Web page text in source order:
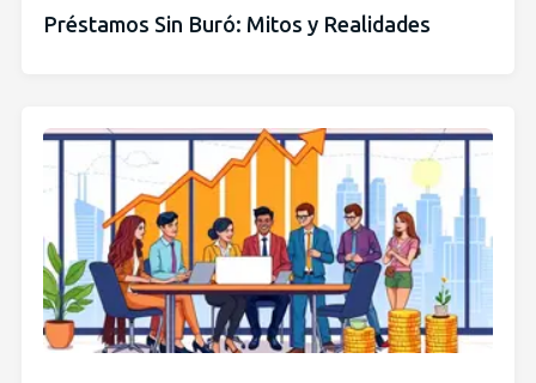
Préstamos Sin Buró: Mitos y Realidades